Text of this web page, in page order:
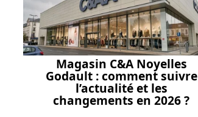
Magasin C&A Noyelles
Godault : comment suivre
l’actualité et les
changements en 2026 ?